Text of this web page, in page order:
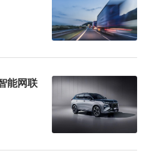
快、更灵活地响应中国新
长与升级转型需求。浙江
及研发中心、浙江常山圆
以及上海嘉定工厂将为国
供最强有力的支持。斯凯
市场的承诺，与中国新能
能网联